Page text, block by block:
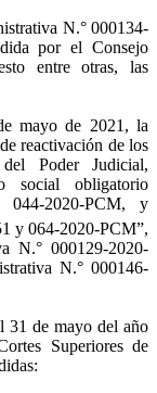
N.° 000134-
por el Consejo
entre otras, las
mayo de 2021, la
reactivación de los
Poder Judicial,
social obligatorio
044-2020-PCM, y
y 064-2020-PCM”,
N.° 000129-2020-
N.° 000146-
31 de mayo del año
Superiores de